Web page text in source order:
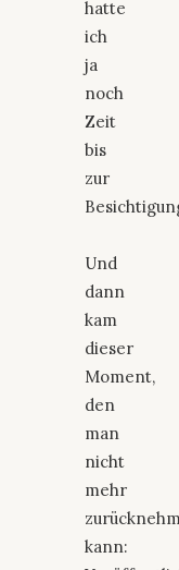
hatte
ich
ja
noch
Zeit
bis
zur
Und
dann
kam
dieser
Moment,
den
man
nicht
mehr
kann: